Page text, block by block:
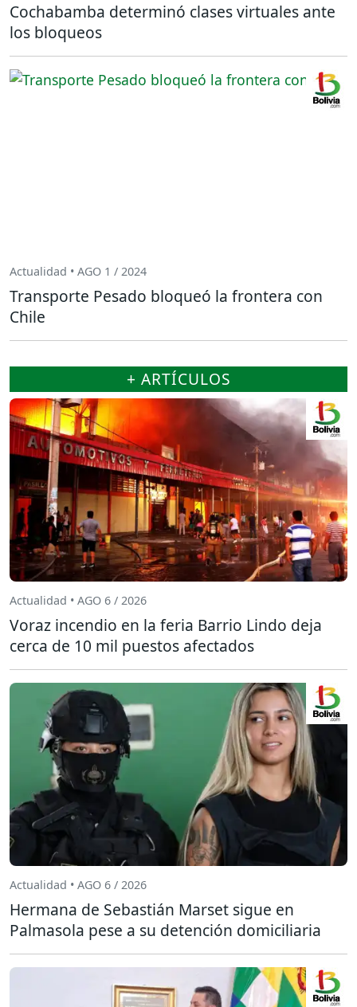
Cochabamba determinó clases virtuales ante
los bloqueos
Actualidad • AGO 1 / 2024
Transporte Pesado bloqueó la frontera con
Chile
+ ARTÍCULOS
Actualidad • AGO 6 / 2026
Voraz incendio en la feria Barrio Lindo deja
cerca de 10 mil puestos afectados
Actualidad • AGO 6 / 2026
Hermana de Sebastián Marset sigue en
Palmasola pese a su detención domiciliaria